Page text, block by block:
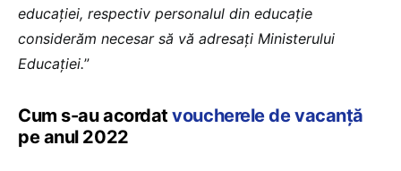
educației, respectiv personalul din educație
considerăm necesar să vă adresați Ministerului
Educației.”
Cum s-au acordatvoucherele de vacanță
pe anul 2022